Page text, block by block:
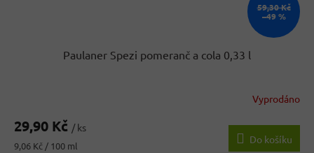
59,30 Kč
–49 %
Paulaner Spezi pomeranč a cola 0,33 l
Vyprodáno
29,90 Kč / ks
Měrná
9,06 Kč / 100 ml
Do košíku